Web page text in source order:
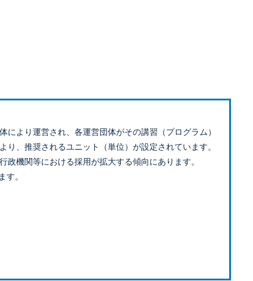
より運営され、各運営団体がその講習（プログラム）
、推奨されるユニット（単位）が設定されています。
機関等における採用が拡大する傾向にあります。
。